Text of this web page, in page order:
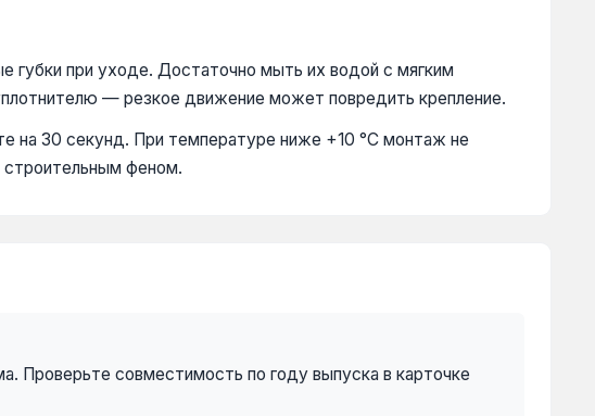
при уходе. Достаточно мыть их водой с мягким
— резкое движение может повредить крепление.
на 30 секунд. При температуре ниже +10 °C монтаж не
феном.
Проверьте совместимость по году выпуска в карточке